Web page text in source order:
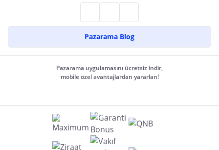
Pazarama Blog
Pazarama uygulamasını ücretsiz indir,
mobile özel avantajlardan yararlan!